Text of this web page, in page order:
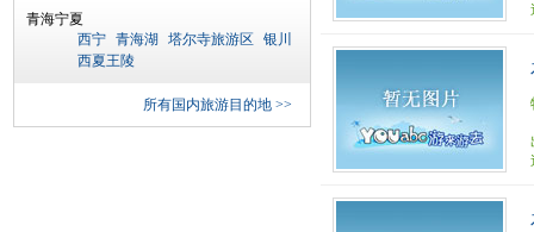
青海宁夏
西宁 青海湖 塔尔寺旅游区
银川
西夏王陵
所有国内旅游目的地 >>